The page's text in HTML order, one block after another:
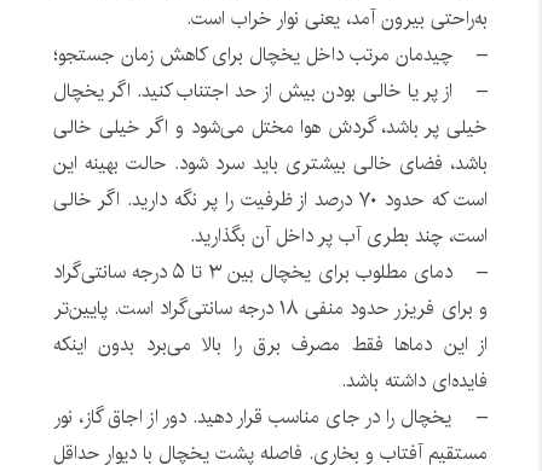
به‌راحتی بیرون آمد، یعنی نوار خراب است.
– چیدمان مرتب داخل یخچال برای کاهش زمان جستجو؛
– از پر یا خالی بودن بیش از حد اجتناب کنید. اگر یخچال
خیلی پر باشد، گردش هوا مختل می‌شود و اگر خیلی خالی
باشد، فضای خالی بیشتری باید سرد شود. حالت بهینه این
است که حدود ۷۰ درصد از ظرفیت را پر نگه دارید. اگر خالی
است، چند بطری آب پر داخل آن بگذارید.
– دمای مطلوب برای یخچال بین ۳ تا ۵ درجه سانتی‌گراد
و برای فریزر حدود منفی ۱۸ درجه سانتی‌گراد است. پایین‌تر
از این دماها فقط مصرف برق را بالا می‌برد بدون اینکه
فایده‌ای داشته باشد.
– یخچال را در جای مناسب قرار دهید. دور از اجاق گاز، نور
مستقیم آفتاب و بخاری. فاصله پشت یخچال با دیوار حداقل